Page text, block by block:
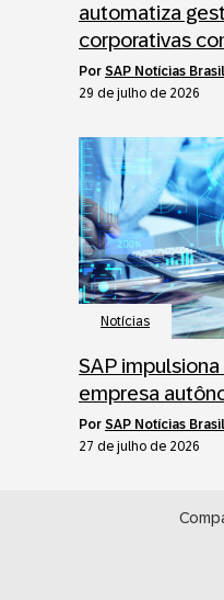
automatiza
corporativas
por SAP Notícias Brasil
29 de julho de 2026
Notícias
SAP
empresa
por SAP Notícias Brasil
27 de julho de 2026